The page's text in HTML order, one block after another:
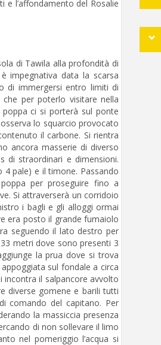
l’affondamento del Rosalie
di Tawila alla profondità di
impegnativa data la scarsa
di immergersi entro limiti di
per poterlo visitare nella
ci si porterà sul ponte
lo squarcio provocato
il carbone. Si rientra
ancora masserie di diverso
di straordinari e dimensioni.
4 pale) e il timone. Passando
per proseguire fino a
Si attraverserà un corridoio
i bagli e gli alloggi ormai
era posto il grande fumaiolo
seguendo il lato destro per
metri dove sono presenti 3
la prua dove si trova
appoggiata sul fondale a circa
incontra il salpancore avvolto
diverse gomene e barili tutti
comando del capitano. Per
la massiccia presenza
di non sollevare il limo
nel pomeriggio l’acqua si